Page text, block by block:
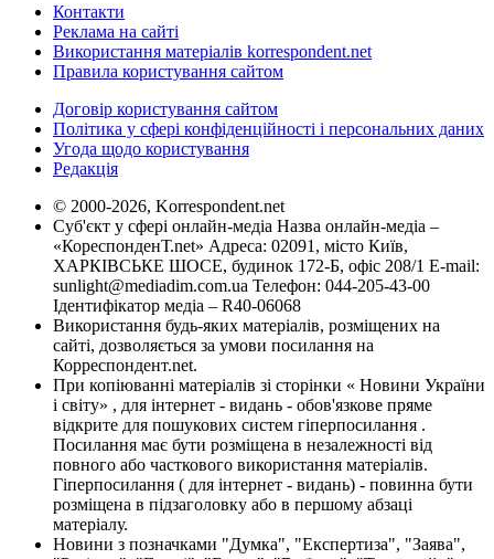
Контакти
Реклама на сайті
Використання матеріалів korrespondent.net
Правила користування сайтом
Договір користування сайтом
Політика у сфері конфіденційності і персональних даних
Угода щодо користування
Редакція
© 2000-2026, Korrespondent.net
Суб'єкт у сфері онлайн-медіа Назва онлайн-медіа –
«КореспонденТ.net» Адреса: 02091, місто Київ,
ХАРКІВСЬКЕ ШОСЕ, будинок 172-Б, офіс 208/1 E-mail:
sunlight@mediadim.com.ua Телефон: 044-205-43-00
Ідентифікатор медіа – R40-06068
Використання будь-яких матеріалів, розміщених на
сайті, дозволяється за умови посилання на
Корреспондент.net.
При копіюванні матеріалів зі сторінки « Новини України
і світу» , для інтернет - видань - обов'язкове пряме
відкрите для пошукових систем гіперпосилання .
Посилання має бути розміщена в незалежності від
повного або часткового використання матеріалів.
Гіперпосилання ( для інтернет - видань) - повинна бути
розміщена в підзаголовку або в першому абзаці
матеріалу.
Новини з позначками "Думка", "Експертиза", "Заява",